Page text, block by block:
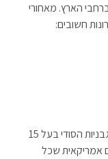
הארץ. מאחורי
חשובים:
מהרגע שהבצק הדק והפריך פוגש את רוטב העגבניות הסודי בעל 15
אמריקאית שכל